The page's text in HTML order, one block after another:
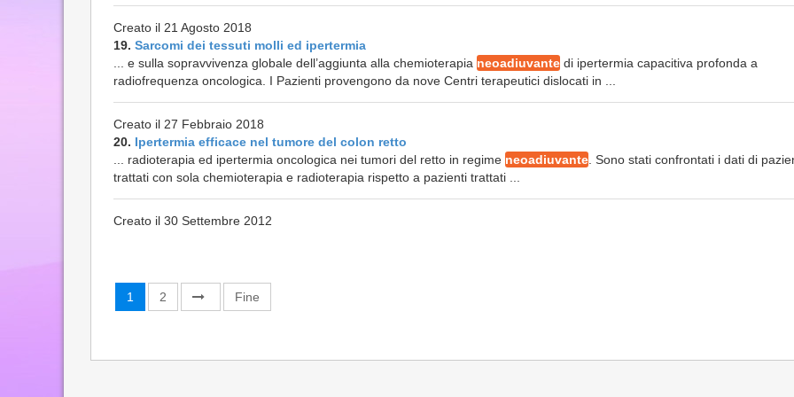
Creato il 21 Agosto 2018
19. Sarcomi dei tessuti molli ed ipertermia
... e sulla sopravvivenza globale dell’aggiunta alla chemioterapia neoadiuvante di ipertermia capacitiva profonda a
radiofrequenza oncologica. I Pazienti provengono da nove Centri terapeutici dislocati in ...
Creato il 27 Febbraio 2018
20. Ipertermia efficace nel tumore del colon retto
... radioterapia ed ipertermia oncologica nei tumori del retto in regime neoadiuvante . Sono stati confrontati i dati di
trattati con sola chemioterapia e radioterapia rispetto a pazienti trattati ...
Creato il 30 Settembre 2012
1 2 Fine